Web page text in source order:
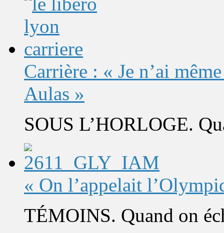
Carrière : « Je n’ai
Aulas »
SOUS L’HORLOGE.
« On l’appelait
TÉMOINS. Quand on